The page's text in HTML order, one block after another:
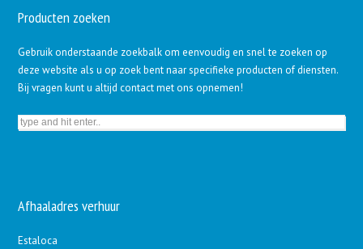
Producten zoeken
Gebruik onderstaande zoekbalk om eenvoudig en snel te zoeken op
deze website als u op zoek bent naar specifieke producten of diensten.
Bij vragen kunt u altijd contact met ons opnemen!
Afhaaladres verhuur
Estaloca